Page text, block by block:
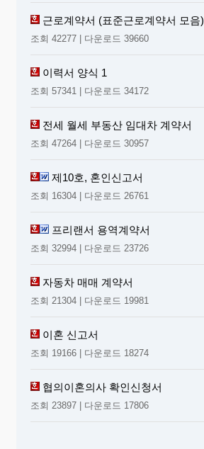
근로계약서 (표준근로계약서 모음)
조회 42277 | 다운로드 39660
이력서 양식 1
조회 57341 | 다운로드 34172
전세 월세 부동산 임대차 계약서
조회 47264 | 다운로드 30957
제10호, 혼인신고서
조회 16304 | 다운로드 26761
프리랜서 용역계약서
조회 32994 | 다운로드 23726
자동차 매매 계약서
조회 21304 | 다운로드 19981
이혼 신고서
조회 19166 | 다운로드 18274
협의이혼의사 확인신청서
조회 23897 | 다운로드 17806